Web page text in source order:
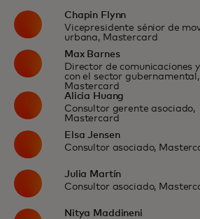
Chapin Flynn
Vicepresidente sénior de
urbana, Mastercard
Max Barnes
Director de comunicaciones
con el sector gubernamental,
Mastercard
Alicia Huang
Consultor gerente asociado,
Mastercard
Elsa Jensen
Consultor asociado,
Julia Martín
Consultor asociado,
Nitya Maddineni